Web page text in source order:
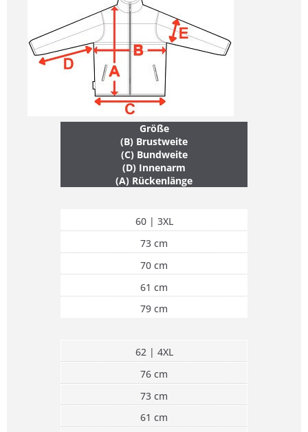
Größe
(B) Brustweite
(C) Bundweite
(D) Innenarm
(A) Rückenlänge
60 | 3XL
73 cm
70 cm
61 cm
79 cm
62 | 4XL
76 cm
73 cm
61 cm